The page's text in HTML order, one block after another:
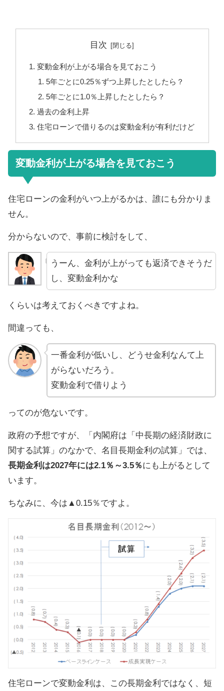
目次
変動金利が上がる場合を見ておこう
5年ごとに0.25％ずつ上昇したとしたら？
5年ごとに1.0％上昇したとしたら？
過去の金利上昇
住宅ローンで借りるのは変動金利が有利だけど
変動金利が上がる場合を見ておこう
住宅ローンの金利がいつ上がるかは、誰にも分かりま
せん。
分からないので、事前に検討をして、
うーん、金利が上がっても返済できそうだ
し、変動金利かな
くらいは考えておくべきですよね。
間違っても、
一番金利が低いし、どうせ金利なんて上
がらないだろう。
変動金利で借りよう
ってのが危ないです。
政府の予想ですが、「内閣府は「中長期の経済財政に
関する試算」のなかで、名目長期金利の試算」では、
長期金利は2027年には2.1％～3.5％にも上がるとして
います。
ちなみに、今は▲0.15％ですよ。
住宅ローンで変動金利は、この長期金利ではなく、短